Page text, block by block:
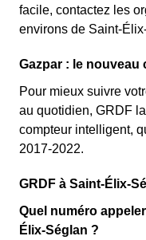
facile, contactez les
environs de Saint-
Gazpar : le nouveau
Pour mieux suivre
au quotidien, GRDF
compteur intelligent,
2017-2022.
GRDF à Saint-Élix-
Quel numéro
Élix-Séglan ?